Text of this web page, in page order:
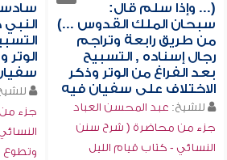
(... وإذا سلم قال:
سبحان الملك القدوس ...)
من طريق رابعة وتراجم
رجال إسناده , التسبيح
بعد الفراغ من الوتر وذكر
الاختلاف على سفيان فيه
للشيخ: عبد المحسن العباد
جزء من محاضرة ( شرح سنن
النسائي - كتاب قيام الليل
النبي
الوتر
جزء
وتطوع